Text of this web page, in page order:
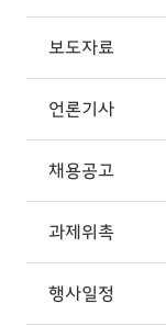
보도자료
언론기사
채용공고
과제위촉
행사일정